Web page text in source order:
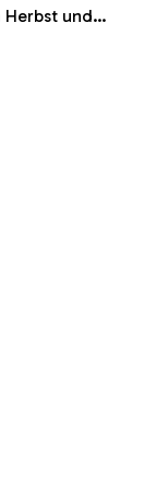
Herbst und…